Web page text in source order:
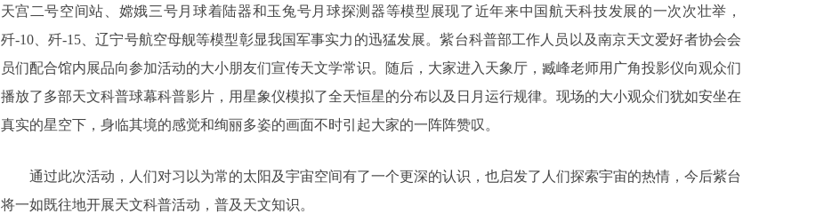
天宫二号空间站、嫦娥三号月球着陆器和玉兔号月球探测器等模型展现了近年来中国航天科技发展的一次次壮举，
歼-10、歼-15、辽宁号航空母舰等模型彰显我国军事实力的迅猛发展。紫台科普部工作人员以及南京天文爱好者协会会
员们配合馆内展品向参加活动的大小朋友们宣传天文学常识。随后，大家进入天象厅，臧峰老师用广角投影仪向观众们
播放了多部天文科普球幕科普影片，用星象仪模拟了全天恒星的分布以及日月运行规律。现场的大小观众们犹如安坐在
真实的星空下，身临其境的感觉和绚丽多姿的画面不时引起大家的一阵阵赞叹。
通过此次活动，人们对习以为常的太阳及宇宙空间有了一个更深的认识，也启发了人们探索宇宙的热情，今后紫台
将一如既往地开展天文科普活动，普及天文知识。